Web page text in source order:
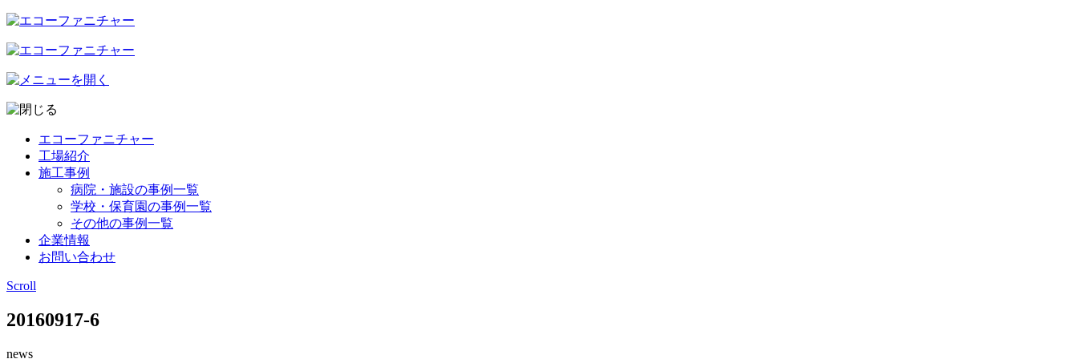
エコーファニチャー
工場紹介
施工事例
病院・施設の事例一覧
学校・保育園の事例一覧
その他の事例一覧
企業情報
お問い合わせ
Scroll
20160917-6
news